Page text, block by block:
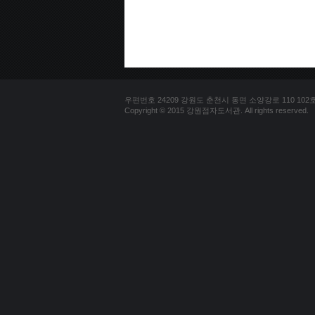
우편번호 24209 강원도 춘천시 동면 소양강로 110 102
Copyright © 2015 강원점자도서관. All rights reserved.